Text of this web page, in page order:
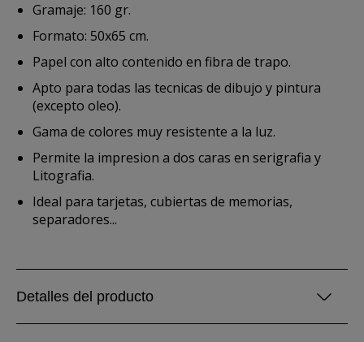
Gramaje: 160 gr.
Formato: 50x65 cm.
Papel con alto contenido en fibra de trapo.
Apto para todas las tecnicas de dibujo y pintura
(excepto oleo).
Gama de colores muy resistente a la luz.
Permite la impresion a dos caras en serigrafia y
Litografia.
Ideal para tarjetas, cubiertas de memorias,
separadores...
Detalles del producto